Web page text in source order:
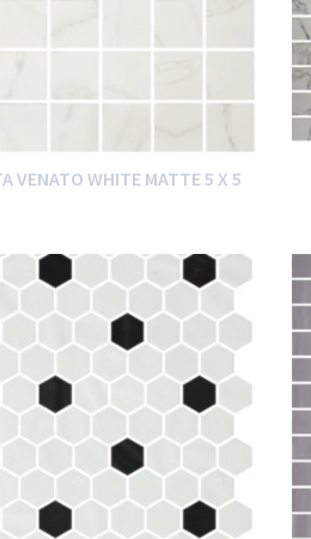
VENATO WHITE MATTE 5 X 5